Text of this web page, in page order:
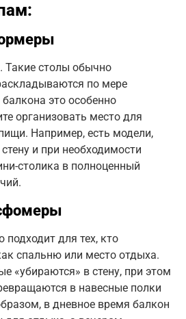
Такие столы обычно
по мере
это особенно
организовать место для
Например, есть модели,
и при необходимости
столика в полноценный
подходит для тех, кто
спальню или место отдыха.
«убираются» в стену, при этом
в навесные полки
в дневное время балкон